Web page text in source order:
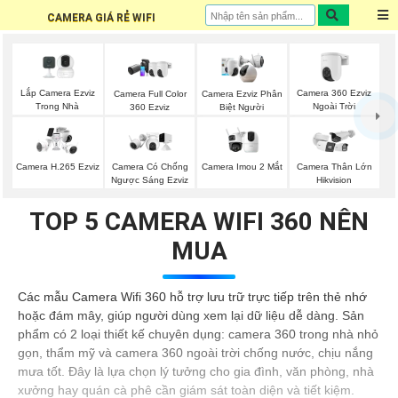
CAMERA GIÁ RẺ WIFI
Lắp Camera Ezviz
Trong Nhà
Camera Full Color
360 Ezviz
Camera Ezviz Phân
Biệt Người
Camera 360 Ezviz
Ngoài Trời
Camera H.265 Ezviz
Camera Có Chống
Ngược Sáng Ezviz
Camera Imou 2 Mắt
Camera Thân Lớn
Hikvision
TOP 5 CAMERA WIFI 360 NÊN
MUA
Các mẫu Camera Wifi 360 hỗ trợ lưu trữ trực tiếp trên thẻ nhớ
hoặc đám mây, giúp người dùng xem lại dữ liệu dễ dàng. Sản
phẩm có 2 loại thiết kế chuyên dụng: camera 360 trong nhà nhỏ
gọn, thẩm mỹ và camera 360 ngoài trời chống nước, chịu nắng
mưa tốt. Đây là lựa chọn lý tưởng cho gia đình, văn phòng, nhà
xưởng hay quán cà phê cần giám sát toàn diện và tiết kiệm.